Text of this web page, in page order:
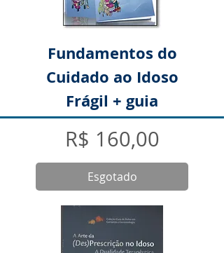
Fundamentos do
Cuidado ao Idoso
Frágil + guia
Preço
R$ 160,00
Esgotado